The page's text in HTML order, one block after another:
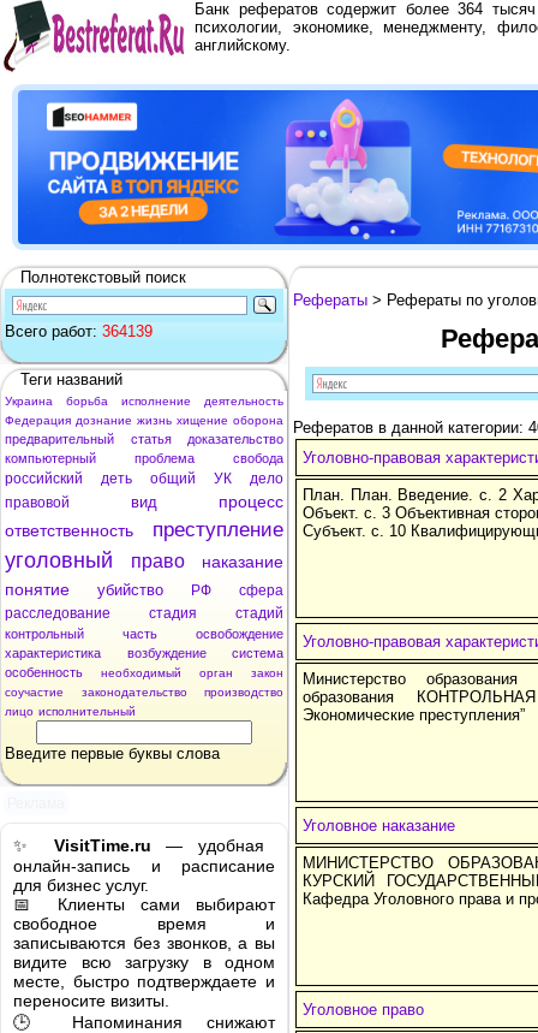
Банк рефератов содержит более 364
психологии, экономике, менеджменту,
английскому.
Полнотекстовый поиск
Всего работ: 364139
Теги названий
Украина борьба исполнение
деятельность
Федерация дознание жизнь хищение оборона
предварительный статья
доказательство
компьютерный
проблема свобода
российский деть общий УК
дело
правовой
вид
процесс
ответственность
преступление
уголовный право
наказание
понятие
убийство РФ
сфера
расследование
стадия стадий
контрольный часть
освобождение
характеристика
возбуждение
система
особенность
необходимый орган
закон
соучастие
законодательство
производство
лицо исполнительный
Введите первые буквы слова
✨ VisitTime.ru — удобная
онлайн-запись и расписание
для бизнес услуг.
📅 Клиенты сами выбирают
свободное время и
записываются без звонков, а вы
видите всю загрузку в одном
месте, быстро подтверждаете и
переносите визиты.
🕒 Напоминания снижают
Рефераты > Рефераты по
Рефератов в данной категории:
Уголовно-правовая
План. План. Введение. с. 2
Объект. с. 3 Объективная
Субъект. с. 10
Уголовно-правовая
Министерство
образования
Экономические преступления”
Уголовное наказание
МИНИСТЕРСТВО
КУРСКИЙ
Кафедра Уголовного права и
Уголовное право